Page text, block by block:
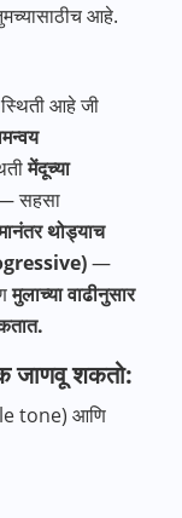
आहे.
आहे जी
मेंदूच्या
सहसा
थोड्याच
—
मुलाच्यावाढीनुसार
.
जाणवू शकतो:
tone) आणि